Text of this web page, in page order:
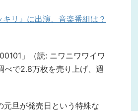
リ』に出演、音楽番組は？
」（読: ニワニワワイワ
で2.8万枚を売り上げ、週
旦が発売日という特殊な